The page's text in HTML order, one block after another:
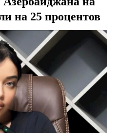
на 25 процентов